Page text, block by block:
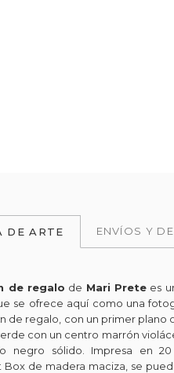
DE ARTE ENVÍOS Y
de regalo de Mari Prete es
se ofrece aquí como una
de regalo, con un primer plano
con un centro marrón
negro sólido. Impresa en
de madera maciza, se